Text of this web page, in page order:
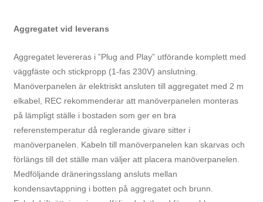
Aggregatet vid leverans
Aggregatet levereras i ”Plug and Play” utförande komplett med
väggfäste och stickpropp (1-fas 230V) anslutning.
Manöverpanelen är elektriskt ansluten till aggregatet med 2 m
elkabel, REC rekommenderar att manöverpanelen monteras
på lämpligt ställe i bostaden som ger en bra
referenstemperatur då reglerande givare sitter i
manöverpanelen. Kabeln till manöverpanelen kan skarvas och
förlängs till det ställe man väljer att placera manöverpanelen.
Medföljande dräneringsslang ansluts mellan
kondensavtappning i botten på aggregatet och brunn.